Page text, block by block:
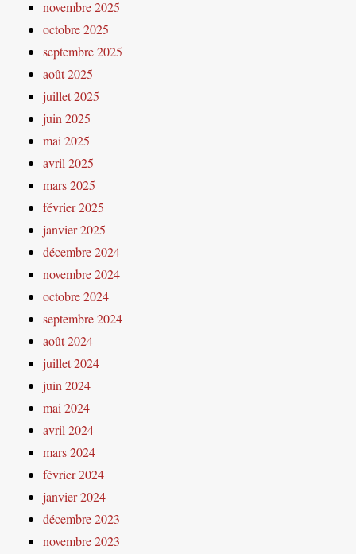
novembre 2025
octobre 2025
septembre 2025
août 2025
juillet 2025
juin 2025
mai 2025
avril 2025
mars 2025
février 2025
janvier 2025
décembre 2024
novembre 2024
octobre 2024
septembre 2024
août 2024
juillet 2024
juin 2024
mai 2024
avril 2024
mars 2024
février 2024
janvier 2024
décembre 2023
novembre 2023